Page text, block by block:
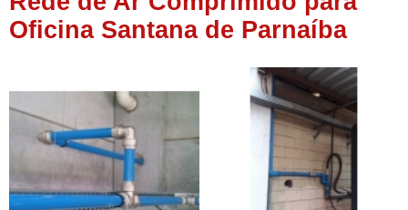
Oficina Santana de Parnaíba